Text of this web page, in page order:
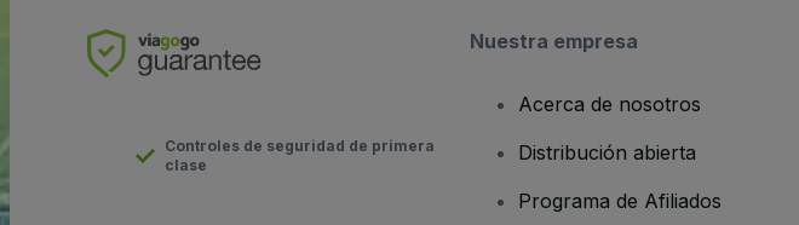
Controles de seguridad de primera
clase
Nuestra empresa
Acerca de nosotros
Distribución abierta
Programa de Afiliados